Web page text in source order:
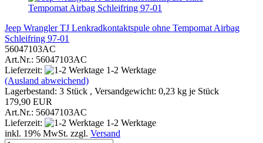
Jeep Wrangler TJ Lenkradkontaktspule ohne Tempomat Airbag
Schleifring 97-01
56047103AC
Art.Nr.: 56047103AC
Lieferzeit:
1-2 Werktage
(Ausland abweichend)
Lagerbestand: 3 Stück , Versandgewicht: 0,23 kg je Stück
179,90 EUR
Art.Nr.: 56047103AC
Lieferzeit:
1-2 Werktage
inkl. 19% MwSt. zzgl. Versand